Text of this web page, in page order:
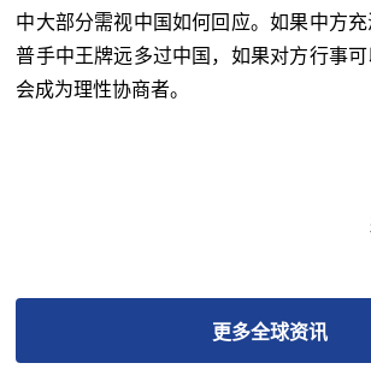
中大部分需视中国如何回应。如果中方
普手中王牌远多过中国，如果对方行事
会成为理性协商者。
更多全球资讯